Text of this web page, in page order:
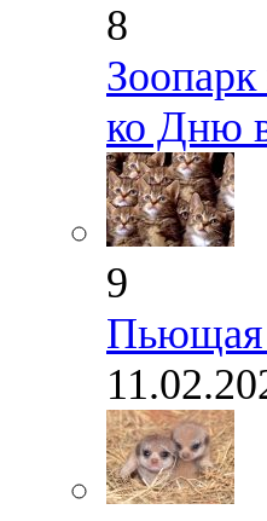
8
ко Дню
9
Пьющая